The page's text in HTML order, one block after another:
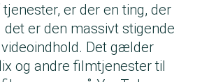
er der en ting, der
det er den massivt stigende
Det gælder
og andre filmtjenester til